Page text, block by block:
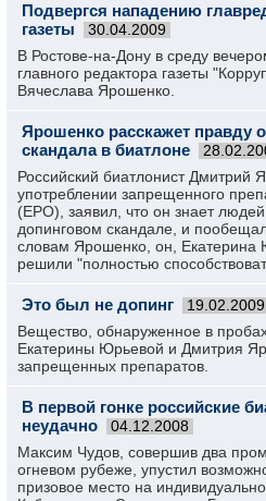
Подвергся нападению
газеты
30.04.2009
В Ростове-на-Дону в среду
главного редактора газеты
Вячеслава Ярошенко.
Ярошенко расскажет правду
скандала в биатлоне
Российский биатлонист Дмитрий
употреблении запрещенного
(ЕРО), заявил, что он знает
допинговом скандале, и
словам Ярошенко, он, Екатерина
решили "полностью
Это был не допинг 19.02.2009
Вещество, обнаруженное в
Екатерины Юрьевой и Дмитрия
запрещенных препаратов.
В первой гонке российские
неудачно
04.12.2008
Максим Чудов, совершив два
огневом рубеже, упустил
призовое место на